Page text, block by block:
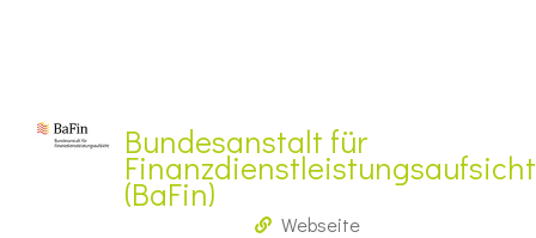
Bundesanstalt für
Finanzdienstleistungsaufsicht
(BaFin)
Webseite